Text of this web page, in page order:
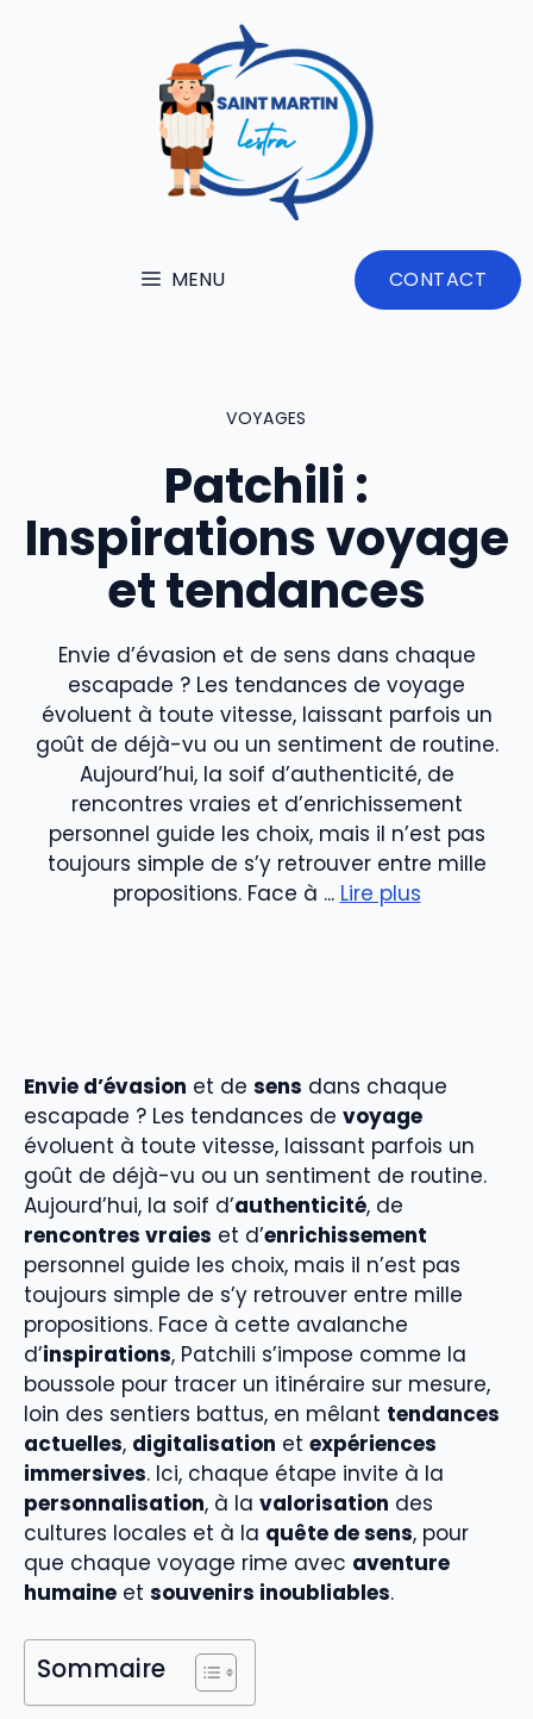
MENU CONTACT
VOYAGES
Patchili :
Inspirations voyage
et tendances
Envie d’évasion et de sens dans chaque
escapade ? Les tendances de voyage
évoluent à toute vitesse, laissant parfois un
goût de déjà-vu ou un sentiment de routine.
Aujourd’hui, la soif d’authenticité, de
rencontres vraies et d’enrichissement
personnel guide les choix, mais il n’est pas
toujours simple de s’y retrouver entre mille
propositions. Face à ... Lire plus
Envie d’évasion et de sens dans chaque
escapade ? Les tendances de voyage
évoluent à toute vitesse, laissant parfois un
goût de déjà-vu ou un sentiment de routine.
Aujourd’hui, la soif d’authenticité, de
rencontres vraies et d’enrichissement
personnel guide les choix, mais il n’est pas
toujours simple de s’y retrouver entre mille
propositions. Face à cette avalanche
d’inspirations, Patchili s’impose comme la
boussole pour tracer un itinéraire sur mesure,
loin des sentiers battus, en mêlant tendances
actuelles, digitalisation et expériences
immersives. Ici, chaque étape invite à la
personnalisation, à la valorisation des
cultures locales et à la quête de sens, pour
que chaque voyage rime avec aventure
humaine et souvenirs inoubliables.
Sommaire